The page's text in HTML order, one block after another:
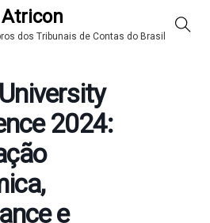
Atricon
dos Tribunais de Contas do Brasil
2024:
e